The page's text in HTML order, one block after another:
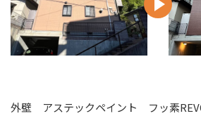
外壁 アステックペイント フッ素